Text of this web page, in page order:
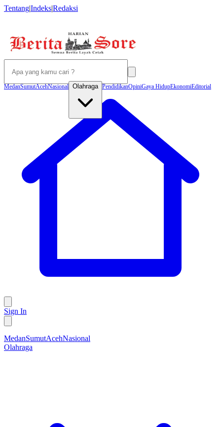
Tentang|Indeks|Redaksi
MedanSumutAcehNasional Olahraga PendidikanOpiniGaya HidupEkonomiEditorial
Sign In
MedanSumutAcehNasional
Olahraga